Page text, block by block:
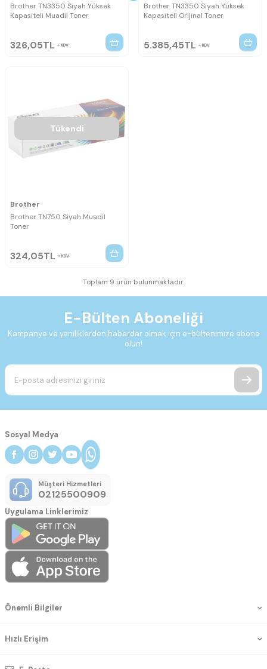
Brother TN3350 Siyah Yüksek
Kapasiteli Muadil Toner
326,05TL KDV
Brother TN3350 Siyah Yüksek
Kapasiteli Orijinal Toner
5.385,45TL KDV
Tükendi
Brother
Brother TN750 Siyah Muadil
Toner
324,05TL KDV
Toplam 9 ürün bulunmaktadır.
E-Bülten Aboneliği
Kampanya ve yeniliklerden haberdar olmak için e-bültenimize abone
olun!
Önemli Bilgiler
Hızlı Erişim
Sosyal Medya
Müşteri Hizmetleri
02125500909
Uygulama Linklerimiz